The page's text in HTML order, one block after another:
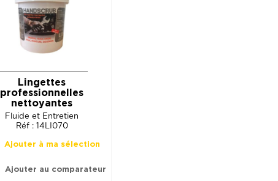
Lingettes
professionnelles
nettoyantes
Fluide et Entretien
Réf : 14LI070
Ajouter à ma sélection
Ajouter au comparateur